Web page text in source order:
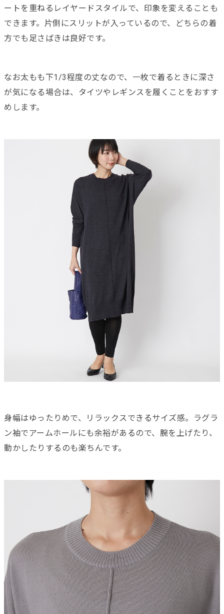
ートを重ねるレイヤードスタイルで、印象を変えることも
できます。片側にスリットが入っているので、どちらの着
方でも足さばきは良好です。
なお太もも下1/3程度の丈なので、一枚で着るときに深さ
が気になる場合は、タイツやレギンスを履くことをおすす
めします。
身幅はゆったりめで、リラックスできるサイズ感。ラグラ
ン袖でアームホールにも余裕があるので、腕を上げたり、
動かしたりするのも楽ちんです。